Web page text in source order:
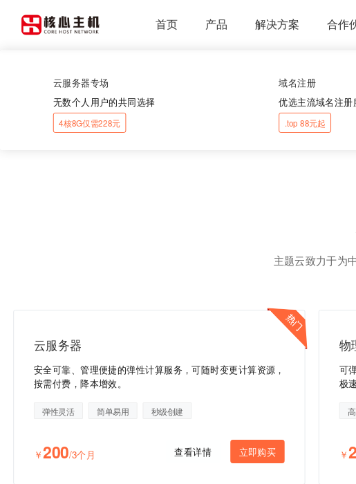
首页 产品 解决方案 合作
云服务器专场
无数个人用户的共同选择
4核8G仅需228元
域名注册
优选主流域名注册
.top 88元起
主题云致力于为
云服务器
安全可靠、管理便捷的弹性计算服务，可随时变更计算资源，
按需付费，降本增效。
弹性灵活 简单易用 秒级创建
￥200/3个月 查看详情 立即购买
物
可
极
￥